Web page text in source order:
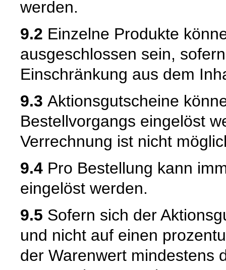
werden.
9.2 Einzelne Produkte
ausgeschlossen sein,
Einschränkung aus dem
9.3 Aktionsgutscheine
Bestellvorgangs eingelöst
Verrechnung ist nicht
9.4 Pro Bestellung kann
eingelöst werden.
9.5 Sofern sich der
und nicht auf einen
der Warenwert mindestens